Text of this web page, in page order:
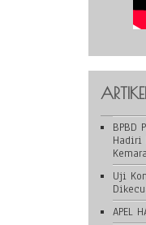
BPBD
Hadiri
Uji
APEL